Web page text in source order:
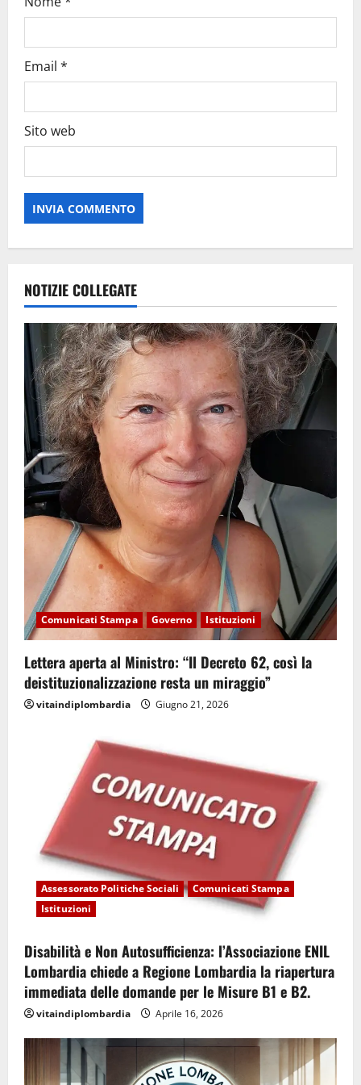
Email *
Sito web
NOTIZIE COLLEGATE
Comunicati Stampa Governo Istituzioni
Lettera aperta al Ministro: “Il Decreto 62, così la
deistituzionalizzazione resta un miraggio”
vitaindiplombardia Giugno 21, 2026
Assessorato Politiche Sociali
Comunicati Stampa
Istituzioni
Disabilità e Non Autosufficienza: l’Associazione ENIL
Lombardia chiede a Regione Lombardia la riapertura
immediata delle domande per le Misure B1 e B2.
vitaindiplombardia Aprile 16, 2026